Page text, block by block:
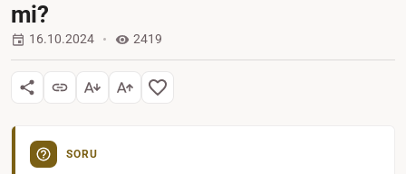
mi?
16.10.2024 2419
SORU